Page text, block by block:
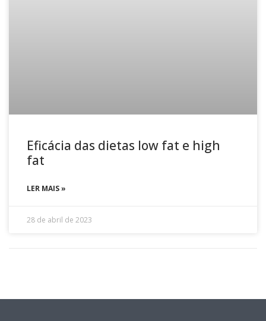
Eficácia das dietas low fat e high
fat
LER MAIS »
28 de abril de 2023